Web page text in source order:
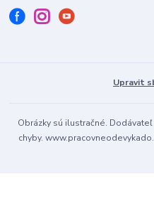
Upravit
Obrázky sú ilustračné.
chyby.